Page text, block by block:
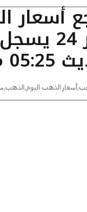
مساءًا
,أسعار الذهب اليوم,الذهب,